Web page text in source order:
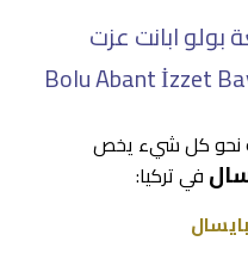
ابانت عزت
نحو كل شيء يخص
في تركيا: